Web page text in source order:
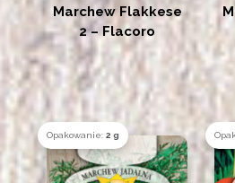
Marchew Flakkese
2 – Flacoro
Opakowanie:2 g